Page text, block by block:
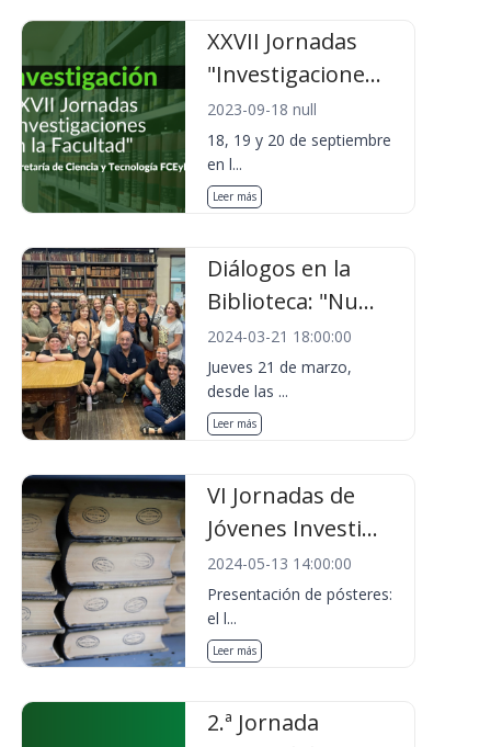
XXVII Jornadas
"Investigacione...
2023-09-18 null
18, 19 y 20 de septiembre
en l...
Leer más
Diálogos en la
Biblioteca: "Nu...
2024-03-21 18:00:00
Jueves 21 de marzo,
desde las ...
Leer más
VI Jornadas de
Jóvenes Investi...
2024-05-13 14:00:00
Presentación de pósteres:
el l...
Leer más
2.ª Jornada